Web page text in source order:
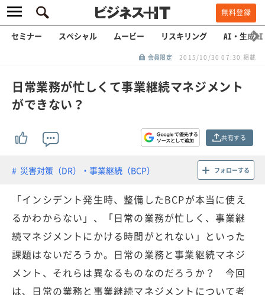
無料登録
セミナー スペシャル ムービー リスキリング AI・生成AI
会員限定 2015/10/30 07:30 掲載
日常業務が忙しくて事業継続マネジメント
ができない？
共有する
災害対策（DR）・事業継続（BCP） フォローする
「インシデント発生時、整備したBCPが本当に使え
るかわからない」、「日常の業務が忙しく、事業継
続マネジメントにかける時間がとれない」といった
課題はないだろうか。日常の業務と事業継続マネジ
メント、それらは異なるものなのだろうか？ 今回
は、日常の業務と事業継続マネジメントについて考